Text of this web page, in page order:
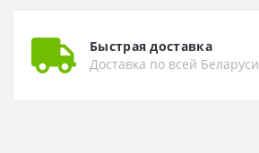
Быстрая доставка
Доставка по всей Беларуси